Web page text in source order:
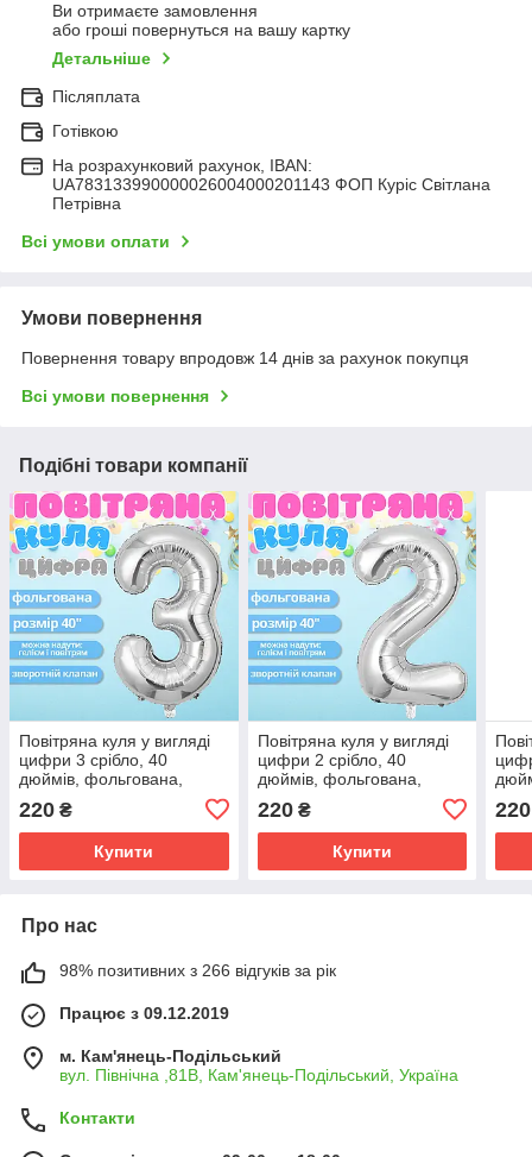
Ви отримаєте замовлення
або гроші повернуться на вашу картку
Детальніше
Післяплата
Готівкою
На розрахунковий рахунок, IBAN:
UA783133990000026004000201143 ФОП Куріс Світлана
Петрівна
Всі умови оплати
Умови повернення
Повернення товару впродовж 14 днів за рахунок покупця
Всі умови повернення
Подібні товари компанії
Повітряна куля у вигляді
цифри 3 срібло, 40
дюймів, фольгована,
народження, ювілеїв,
річниць
220 ₴
Купити
Повітряна куля у вигляді
цифри 2 срібло, 40
дюймів, фольгована,
народження, ювілеїв,
річниць
220₴
Купити
220
Про нас
98% позитивних з 266 відгуків за рік
Працює з 09.12.2019
м. Кам'янець-Подільський
вул. Північна ,81В, Кам'янець-Подільський, Україна
Контакти